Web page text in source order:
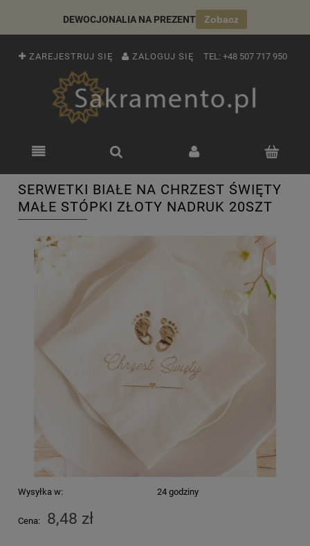
DEWOCJONALIA NA PREZENT Zobacz
ZAREJESTRUJ SIĘ ZALOGUJ SIĘ TEL: +48 507 717 950
SERWETKI BIAŁE NA CHRZEST ŚWIĘTY
MAŁE STÓPKI ZŁOTY NADRUK 20SZT
Wysyłka w: 24 godziny
Cena: 8,48 zł